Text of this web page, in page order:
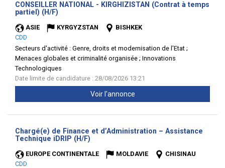
CONSEILLER NATIONAL - KIRGHIZISTAN (Contrat à temps
partiel) (H/F)
ASIE KYRGYZSTAN
BISHKEK
CDD
Secteurs d'activité : Genre, droits et modernisation de l'Etat ;
Menaces globales et criminalité organisée ; Innovations
Technologiques
Date limite de candidature : 28/08/2026 13:21
Voir l'annonce
Chargé(e) de Finance et d’Administration – Assistance
Technique iDRIP (H/F)
EUROPE CONTINENTALE MOLDAVIE
CHISINAU
CDD